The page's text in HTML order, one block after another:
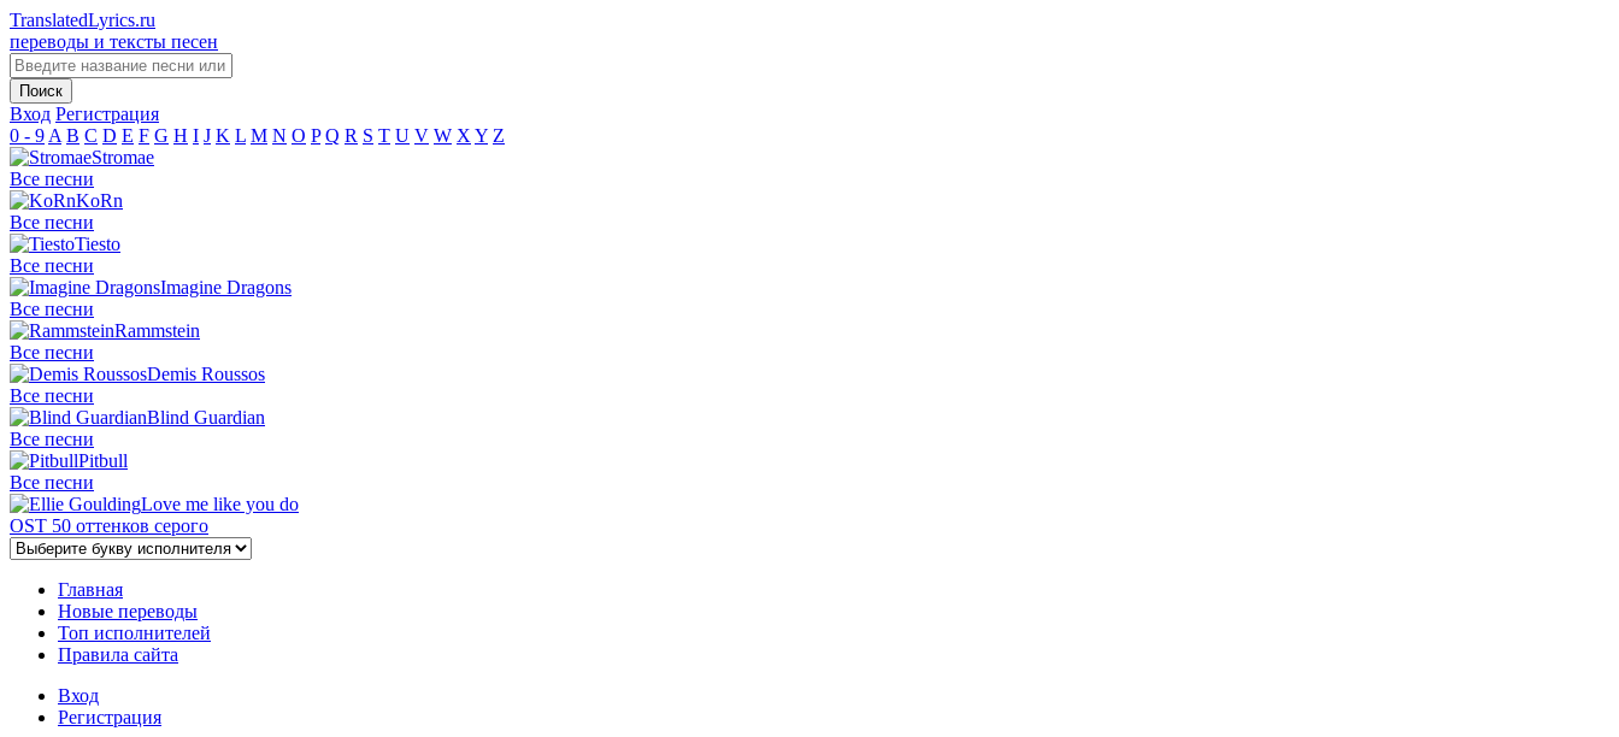
TranslatedLyrics.ru
переводы и тексты песен
Вход Регистрация
0 - 9 A B C D E F G H I J K L M N O P Q R S T U V W X Y Z
Stromae
Все песни
KoRn
Все песни
Tiesto
Все песни
Imagine Dragons
Все песни
Rammstein
Все песни
Demis Roussos
Все песни
Blind Guardian
Все песни
Pitbull
Все песни
Love me like you do
OST 50 оттенков серого
Главная
Новые переводы
Топ исполнителей
Правила сайта
Вход
Регистрация